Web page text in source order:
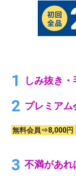
しみ抜き
プレミア
無料会員⇒8,000円
不満があ